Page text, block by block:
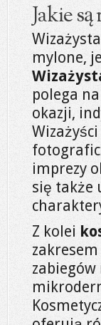
Jakie
mylone,
polega
okazji,
imprezy
się także
Z kolei
zakresem
zabiegów